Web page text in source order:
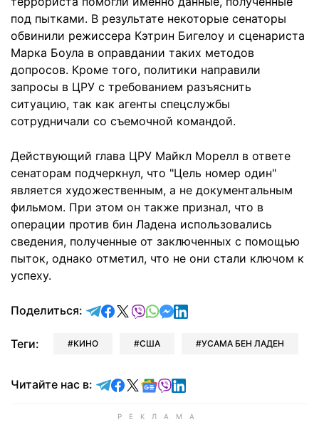
под пытками. В результате некоторые сенаторы
обвинили режиссера Кэтрин Бигелоу и сценариста
Марка Боула в оправдании таких методов
допросов. Кроме того, политики направили
запросы в ЦРУ с требованием разъяснить
ситуацию, так как агенты спецслужбы
сотрудничали со съемочной командой.
Действующий глава ЦРУ Майкл Морелл в ответе
сенаторам подчеркнул, что "Цель номер один"
является художественным, а не документальным
фильмом. При этом он также признал, что в
операции против бин Ладена использовались
сведения, полученные от заключенных с помощью
пыток, однако отметил, что не они стали ключом к
успеху.
Поделиться: отправить в Telegram
поделиться в Facebook
поделиться в X
отправить в Viber
отправить в Whatsapp
отправить в Messenger
отправить в LinkedIn
Теги: КИНО США УСАМА БЕН ЛАДЕН
Читайте нас в: Читайте в Telegram
Читайте в Facebook
Читайте в X
Читайте в Google news
Читайте в Viber
Читайте в LinkedIn